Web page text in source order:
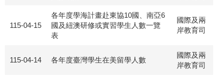
115-04-15
各年度學海計畫赴東協10國、南亞6
國及紐澳研修或實習學生人數一覽
表
國際及兩
岸教育司
115-04-14 各年度臺灣學生在美留學人數
國際及兩
岸教育司